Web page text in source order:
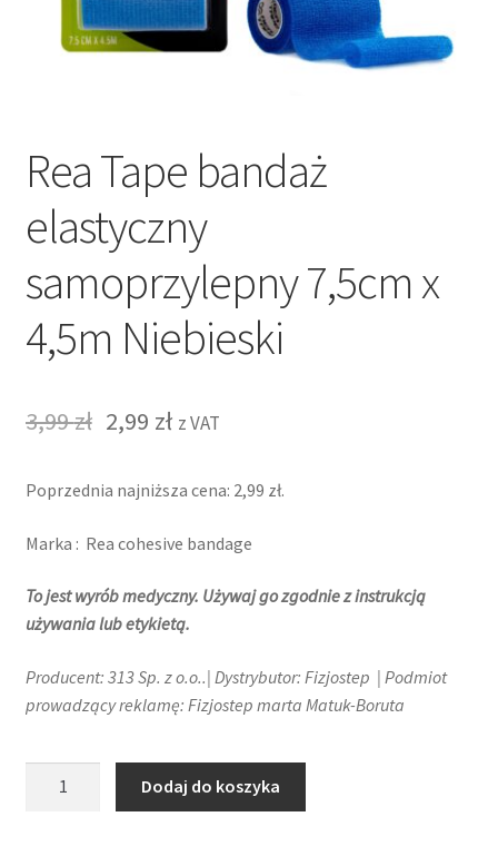
Rea Tape bandaż
elastyczny
samoprzylepny 7,5cm x
4,5m Niebieski
3,99zł 2,99 zł z VAT
Poprzednia najniższa cena: 2,99 zł.
Marka : Rea cohesive bandage
To jest wyrób medyczny. Używaj go zgodnie z instrukcją
używania lub etykietą.
Producent: 313 Sp. z o.o..| Dystrybutor: Fizjostep | Podmiot
prowadzący reklamę: Fizjostep marta Matuk-Boruta
Dodaj do koszyka